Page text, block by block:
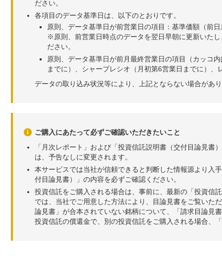
ださい。
各項目のデータ基準日は、以下のとおりです。
原則、データ基準日が前営業日の項目：基準価額（前
※原則、前営業日時点のデータを翌日早朝に更新いた
ださい。
原則、データ基準日が前月最終営業日の項目（カッコ
までに）、シャープレシオ（月初第6営業日までに）
データの取り込み状況等により、上記とならない場合があ
ご購入にあたって必ずご確認いただきたいこと
「月次レポート」および「投資信託説明書（交付目論見
は、予告なしに変更されます。
本サービスでは当社が信頼できると判断した情報源より入
付目論見書）」の内容を必ずご確認ください。
投資信託をご購入される場合は、事前に、最新の「投資信
では、当社でご用意した方法により、目論見書をご覧いた
論見書」が合本されていない銘柄について、「請求目論見
投資信託の償還金で、別の投資信託をご購入される場合、